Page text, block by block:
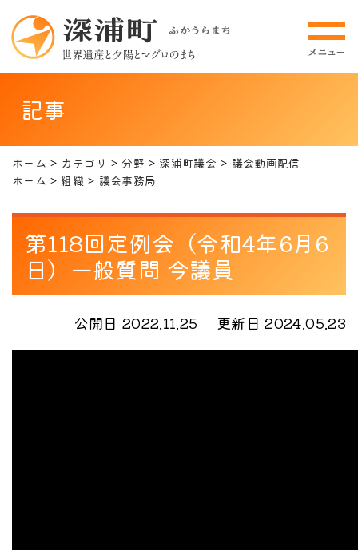
記事
ホーム カテゴリ 分野 深浦町議会
議会動画配信
ホーム
組織 議会事務局
第118回定例会（令和4年6月6
日）一般質問 今議員
公開日 2022.11.25 更新日 2024.05.23